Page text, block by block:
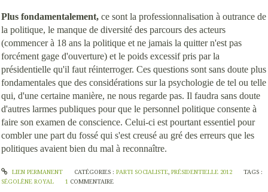
Plus fondamentalement, ce sont la professionnalisation à outrance de
la politique, le manque de diversité des parcours des acteurs
(commencer à 18 ans la politique et ne jamais la quitter n'est pas
forcément gage d'ouverture) et le poids excessif pris par la
présidentielle qu'il faut réinterroger. Ces questions sont sans doute plus
fondamentales que des considérations sur la psychologie de tel ou telle
qui, d'une certaine manière, ne nous regarde pas. Il faudra sans doute
d'autres larmes publiques pour que le personnel politique consente à
faire son examen de conscience. Celui-ci est pourtant essentiel pour
combler une part du fossé qui s'est creusé au gré des erreurs que les
politiques avaient bien du mal à reconnaître.
LIEN PERMANENT CATÉGORIES : PARTI SOCIALISTE, PRÉSIDENTIELLE 2012
TAGS :
SÉGOLÈNE ROYAL
1 COMMENTAIRE